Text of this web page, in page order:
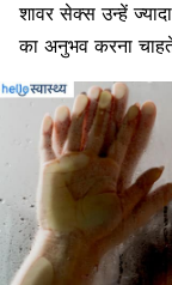
शावर सेक्स उन्हें
का अनुभव करना